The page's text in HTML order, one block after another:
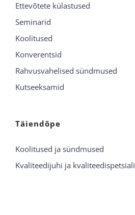
Ettevõtete külastused
Seminarid
Koolitused
Konverentsid
Rahvusvahelised sündmused
Kutseeksamid
Täiendõpe
Koolitused ja sündmused
Kvaliteedijuhi ja